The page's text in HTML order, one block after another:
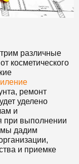
различные
косметического
ремонт
уделено
и
при выполнении
мы дадим
и приемке